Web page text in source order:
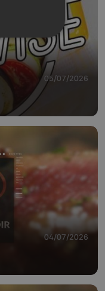
05/07/2026
04/07/2026